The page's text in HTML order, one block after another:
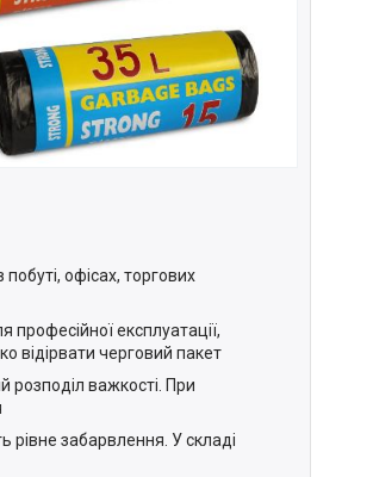
офісах, торгових
професійної експлуатації,
відірвати черговий пакет
розподіл важкості. При
рівне забарвлення. У складі